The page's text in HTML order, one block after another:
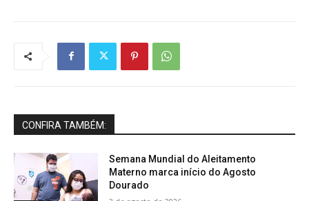
CONFIRA TAMBÉM:
Semana Mundial do Aleitamento
Materno marca início do Agosto
Dourado